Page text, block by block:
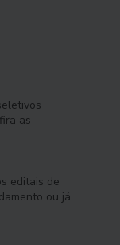
as
editais de
ou já